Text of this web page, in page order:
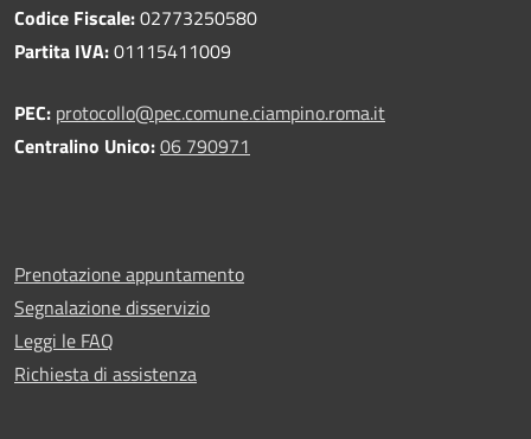
Codice Fiscale:02773250580
Partita IVA:01115411009
PEC: protocollo@pec.comune.ciampino.roma.it
Centralino Unico:06 790971
Prenotazione appuntamento
Segnalazione disservizio
Leggi le FAQ
Richiesta di assistenza